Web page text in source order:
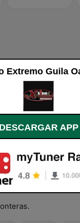
Guila
DESCARGAR APP